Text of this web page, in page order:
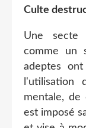
Culte
Une secte
comme un
adeptes
l'utilisation
mentale, de
est imposé